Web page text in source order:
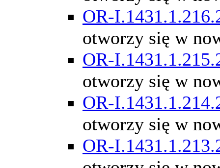
OR-
otworzy się w
OR-
otworzy się w
OR-
otworzy się w
OR-